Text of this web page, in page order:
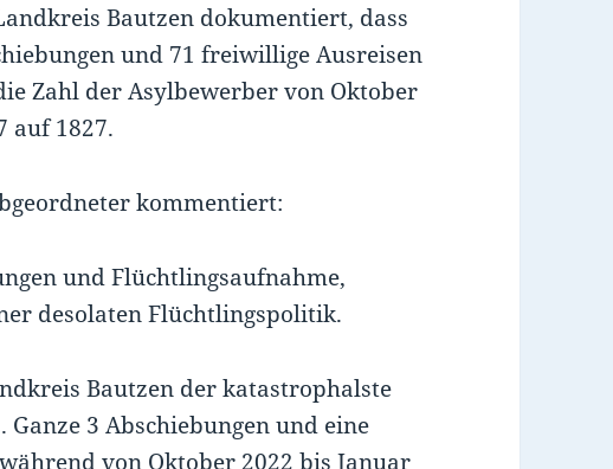
Bautzen dokumentiert, dass
und 71 freiwillige Ausreisen
Zahl der Asylbewerber von Oktober
auf 1827.
kommentiert:
und Flüchtlingsaufnahme,
desolaten Flüchtlingspolitik.
Bautzen der katastrophalste
3 Abschiebungen und eine
von Oktober 2022 bis Januar